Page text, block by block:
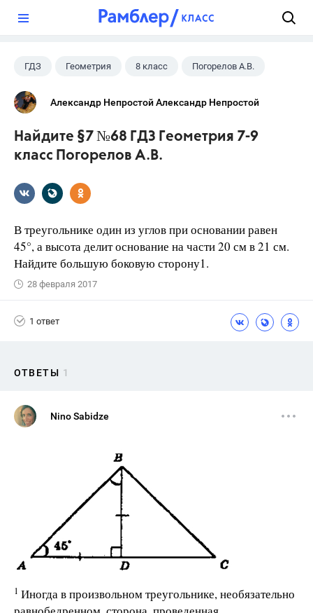
ГДЗ Геометрия 8 класс Погорелов А.В.
Александр Непростой Александр Непростой
Найдите §7 №68 ГДЗ Геометрия 7-9
класс Погорелов А.В.
В треугольнике один из углов при основании равен
45°, а высота делит основание на части 20 см в 21 см.
Найдите большую боковую сторону1.
28 февраля 2017
1 ответ
ОТВЕТЫ 1
Nino Sabidze
1 Иногда в произвольном треугольнике, необязательно